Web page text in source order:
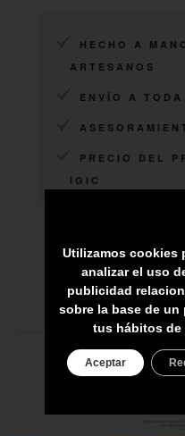
HECHO A
ARTESANOS
ENVÍO A
PRECIO DEL
IGIC
Utilizamos cookies
analizar el uso
publicidad
sobre la base de
tus hábitos de
Aceptar